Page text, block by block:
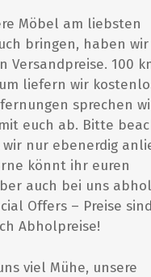
Möbel am liebsten
bringen, haben wir
Versandpreise. 100
liefern wir
sprechen
euch ab. Bitte
wir nur ebenerdig
könnt ihr euren
auch bei uns
Offers – Preise sind
Abholpreise!
viel Mühe, unsere